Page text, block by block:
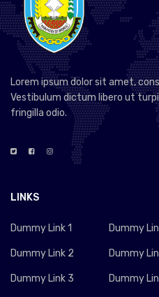
Lorem ipsum dolor sit amet,
Vestibulum dictum libero ut
fringilla odio.
LINKS
Dummy Link 1
Dummy Link 2
Dummy Link 3
Dummy
Dummy
Dummy